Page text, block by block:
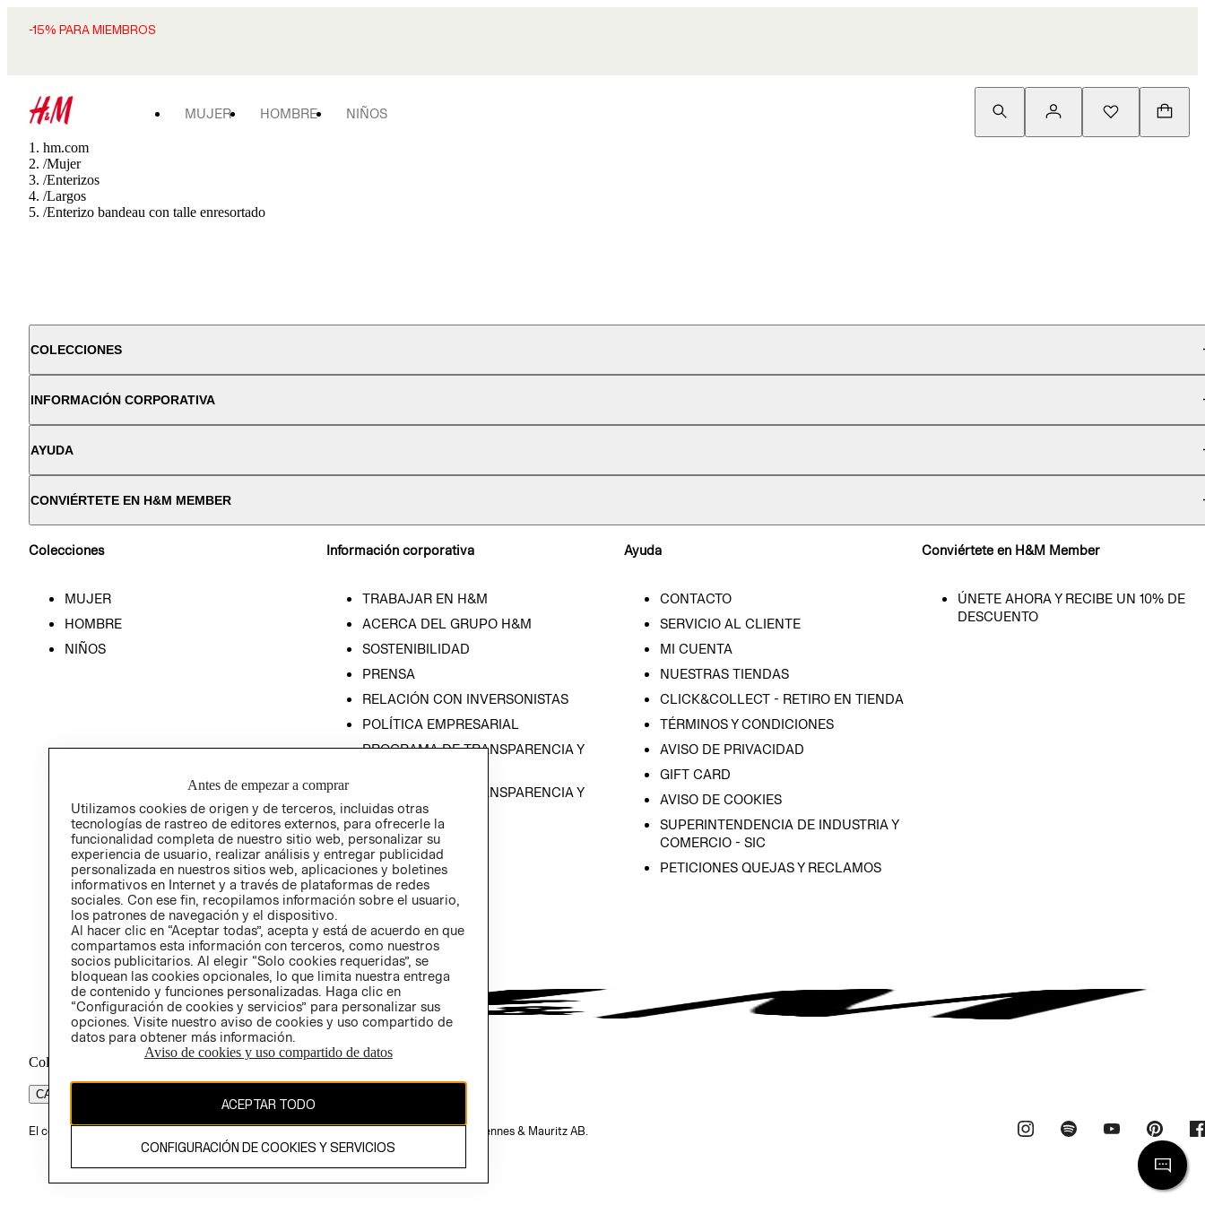
-15% PARA MIEMBROS
MUJER HOMBRE NIÑOS
hm.com
/Mujer
/Enterizos
/Largos
/Enterizo bandeau con talle enresortado
COLECCIONES
INFORMACIÓN CORPORATIVA
AYUDA
CONVIÉRTETE EN H&M MEMBER
Colecciones
MUJER
HOMBRE
NIÑOS
Información corporativa
TRABAJAR EN H&M
ACERCA DEL GRUPO H&M
SOSTENIBILIDAD
PRENSA
RELACIÓN CON INVERSONISTAS
POLÍTICA EMPRESARIAL
PROGRAMA DE TRANSPARENCIA Y
PROGRAMA DE TRANSPARENCIA Y
ÉTICA (INGLÉS)
Ayuda
CONTACTO
SERVICIO AL CLIENTE
MI CUENTA
NUESTRAS TIENDAS
CLICK&COLLECT - RETIRO EN TIENDA
TÉRMINOS Y CONDICIONES
AVISO DE PRIVACIDAD
GIFT CARD
AVISO DE COOKIES
SUPERINTENDENCIA DE INDUSTRIA Y
COMERCIO - SIC
PETICIONES QUEJAS Y RECLAMOS
Conviértete en H&M Member
ÚNETE AHORA Y RECIBE UN 10% DE
DESCUENTO
Colombia ($)
CAMBIAR REGIÓN
El contenido de esta página web está protegido por copyright y es propiedad de H&M Hennes & Mauritz AB.
Antes de empezar a comprar
Utilizamos cookies de origen y de terceros, incluidas otras
tecnologías de rastreo de editores externos, para ofrecerle la
funcionalidad completa de nuestro sitio web, personalizar su
experiencia de usuario, realizar análisis y entregar publicidad
personalizada en nuestros sitios web, aplicaciones y boletines
informativos en Internet y a través de plataformas de redes
sociales. Con ese fin, recopilamos información sobre el usuario,
los patrones de navegación y el dispositivo.
Al hacer clic en “Aceptar todas”, acepta y está de acuerdo en que
compartamos esta información con terceros, como nuestros
socios publicitarios. Al elegir “Solo cookies requeridas”, se
bloquean las cookies opcionales, lo que limita nuestra entrega
de contenido y funciones personalizadas. Haga clic en
“Configuración de cookies y servicios” para personalizar sus
opciones. Visite nuestro aviso de cookies y uso compartido de
datos para obtener más información.
Aviso de cookies y uso compartido de datos
ACEPTAR TODO
CONFIGURACIÓN DE COOKIES Y SERVICIOS